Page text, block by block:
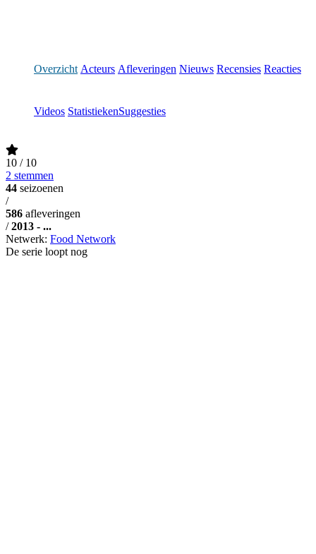
Overzicht Acteurs Afleveringen Nieuws Recensies Reacties
Videos StatistiekenSuggesties
10 / 10
2 stemmen
44 seizoenen
/
586 afleveringen
/ 2013 - ...
Netwerk: Food Network
De serie loopt nog